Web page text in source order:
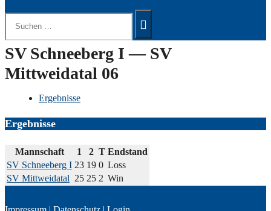
Suchen
nach:
SV Schneeberg I — SV
Mittweidatal 06
Ergebnisse
Ergebnisse
Mannschaft 1 2 T Endstand
SV Schneeberg I 23 19 0 Loss
SV Mittweidatal 25 25 2 Win